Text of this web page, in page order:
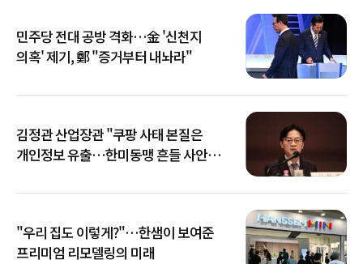
민주당 전대 공방 격화…金 '신천지
의혹' 제기, 鄭 "증거부터 내놔라"
김정관 산업장관 "쿠팡 사태 본질은
개인정보 유출…한미동맹 흔들 사안
"우리 집도 이렇게?"…한샘이 보여준
프리미엄 리모델링의 미래